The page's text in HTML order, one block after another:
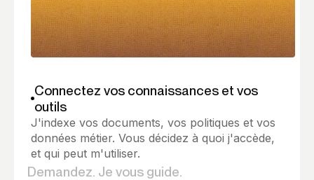
Connectez vos connaissances et vos
outils
J'indexe vos documents, vos politiques et vos
données métier. Vous décidez à quoi j'accède,
et qui peut m'utiliser.
Demandez. Je vous guide.